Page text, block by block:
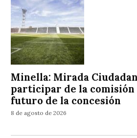
Minella: Mirada
participar de la comisión
futuro de la concesión
8 de agosto de 2026